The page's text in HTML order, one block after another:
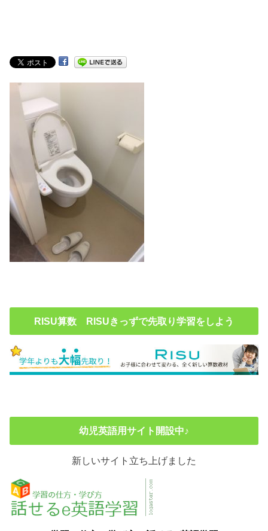
RISU算数 RISUきっずで先取り学習をしよう
幼児英語用サイト開設中♪
新しいサイト立ち上げました